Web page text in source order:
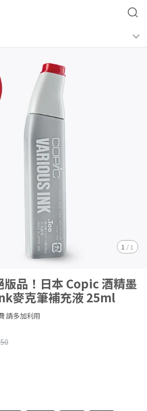
1 / 1
版品！日本 Copic 酒精墨
麥克筆補充液 25ml
請多加利用